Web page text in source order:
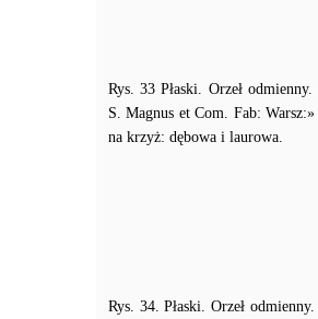
Rys. 33 Płaski. Orzeł
S. Magnus et Com. Fab:
na krzyż: dębowa i laurowa.
Rys. 34. Płaski. Orzeł